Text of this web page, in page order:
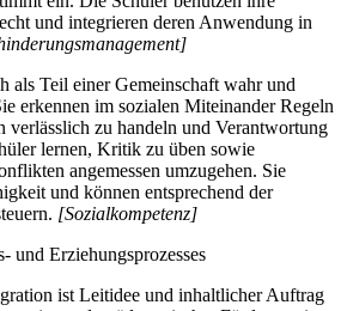
und integrieren deren Anwendung in
als Teil einer Gemeinschaft wahr und
erkennen im sozialen Miteinander Regeln
verlässlich zu handeln und Verantwortung
lernen, Kritik zu üben sowie
angemessen umzugehen. Sie
und können entsprechend der
[Sozialkompetenz]
und Erziehungsprozesses
ist Leitidee und inhaltlicher Auftrag